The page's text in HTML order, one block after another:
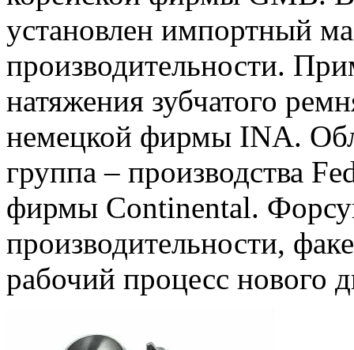
установлен импортный
производительности.
натяжения зубчатого
немецкой фирмы INA.
группа – производства
фирмы Continental.
производительности,
рабочий процесс нового